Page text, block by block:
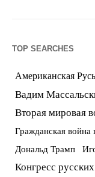
TOP SEARCHES
Американская Русь
Вадим
Вторая мировая
Гражданская война
Дональд Трамп
Конгресс